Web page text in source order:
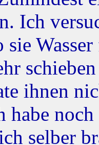
Ich
sie
ihnen
habe
selber